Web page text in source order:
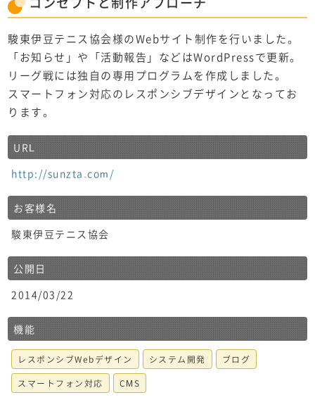
駿東伊豆テニス協会様のWebサイト制作を行いました。
「お知らせ」や「活動報告」などはWordPressで更新。
リーグ戦には独自の専用プログラムを作成しました。
スマートフォン対応のレスポンシブデザインとなってお
ります。
URL
http://sunzta.com/
お客様名
駿東伊豆テニス協会
公開日
2014/03/22
機能
レスポンシブWebデザイン システム開発
ブログ
スマートフォン対応
CMS